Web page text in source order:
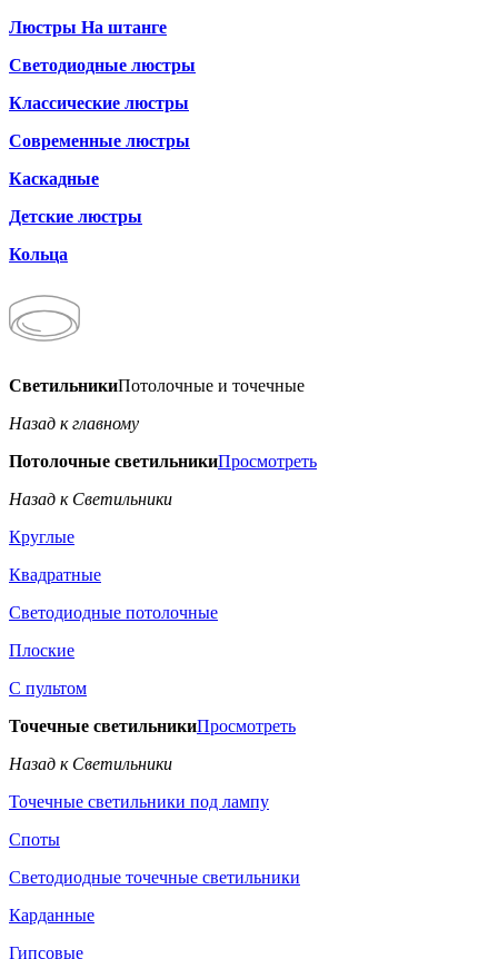
Люстры На штанге
Светодиодные люстры
Классические люстры
Современные люстры
Каскадные
Детские люстры
Кольца
СветильникиПотолочные и точечные
Назад к главному
Потолочные светильникиПросмотреть
Назад к Светильники
Круглые
Квадратные
Светодиодные потолочные
Плоские
С пультом
Точечные светильникиПросмотреть
Назад к Светильники
Точечные светильники под лампу
Споты
Светодиодные точечные светильники
Карданные
Гипсовые